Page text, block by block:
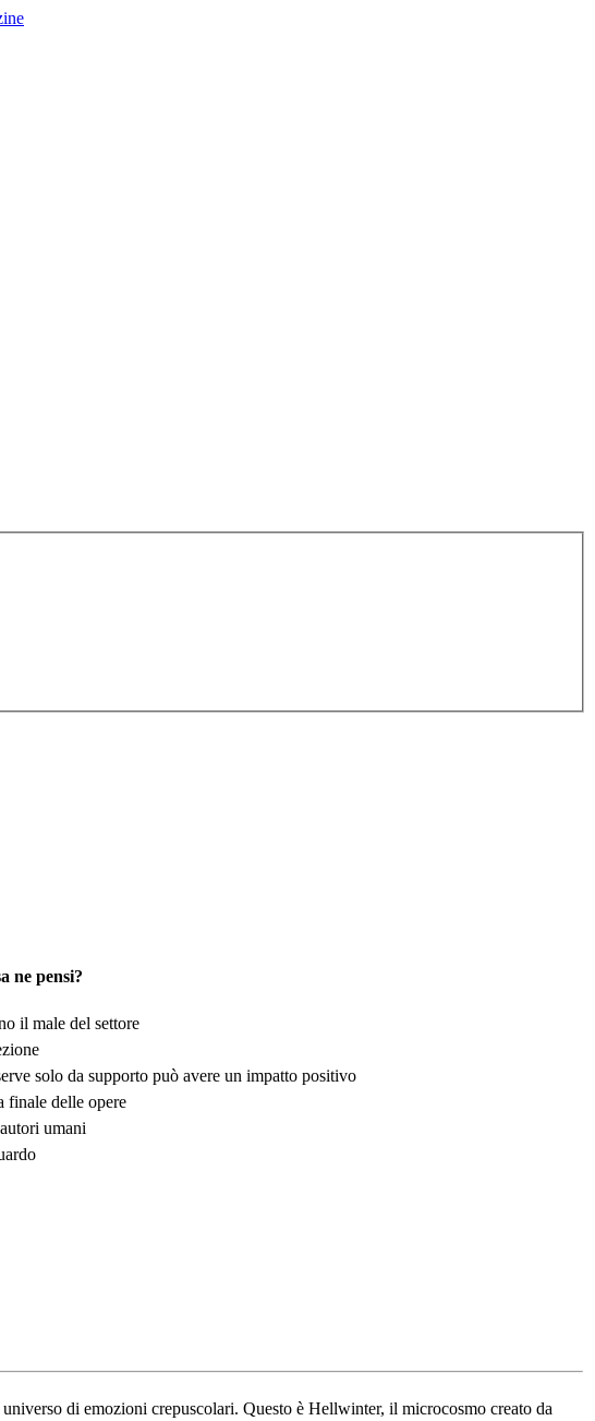
ne pensi?
il male del settore
solo da supporto può avere un impatto positivo
finale delle opere
umani
di emozioni crepuscolari. Questo è Hellwinter, il microcosmo creato da